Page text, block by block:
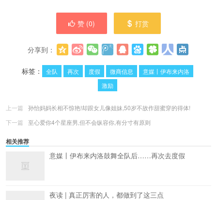
赞 (0) 打赏
分享到：
标签：
全队 再次 度假 微商信息
意媒丨伊布来内洛
激励
上一篇
孙怡妈妈长相不惊艳!却跟女儿像姐妹,50岁不故作甜蜜穿的得体!
下一篇
至心爱你4个星座男,但不会纵容你,有分寸有原则
相关推荐
意媒丨伊布来内洛鼓舞全队后……再次去度假
夜读 | 真正厉害的人，都做到了这三点